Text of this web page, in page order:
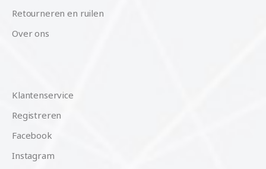
Retourneren en ruilen
Over ons
Klantenservice
Registreren
Facebook
Instagram